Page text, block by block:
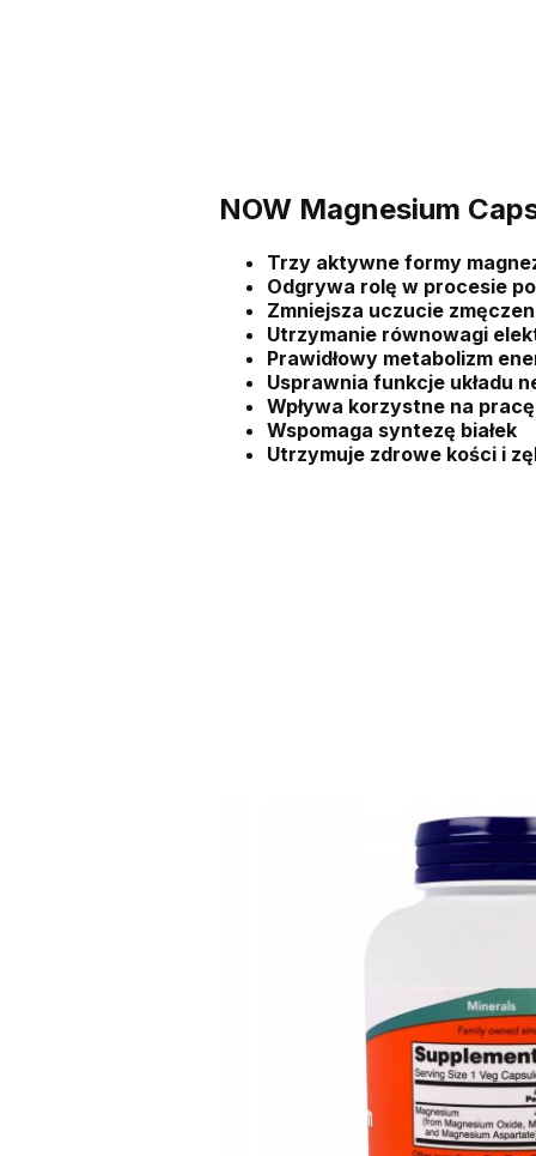
NOW Magnesium
Trzy aktywne formy
Odgrywa rolę w procesie
Zmniejsza uczucie
Utrzymanie równowagi
Prawidłowy metabolizm
Usprawnia funkcje układu
Wpływa korzystne na
Wspomaga syntezę białek
Utrzymuje zdrowe kości i